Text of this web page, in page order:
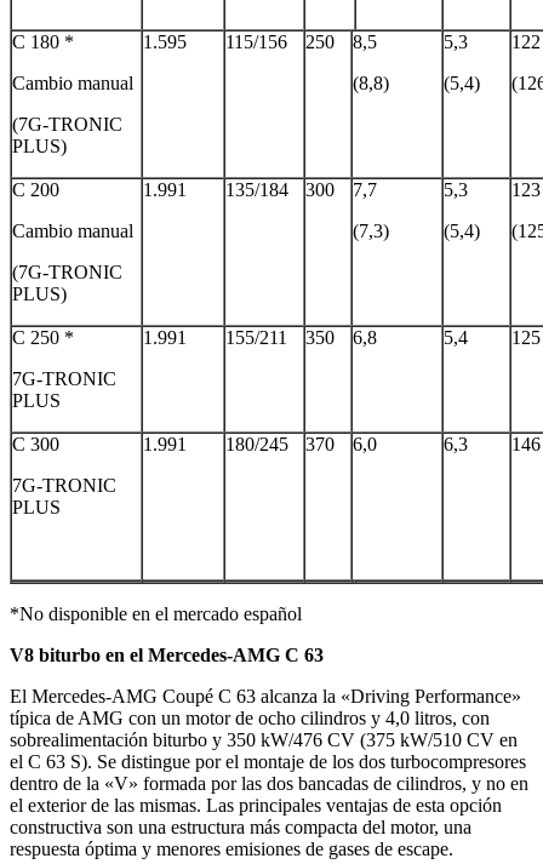
C 180 *
Cambio manual
(7G-TRONIC
PLUS)
1.595 115/156 250
8,5
(8,8)
5,3
(5,4)
122
C 200
Cambio manual
(7G-TRONIC
PLUS)
1.991 135/184 300
7,7
(7,3)
5,3
(5,4)
123
C 250 *
7G-TRONIC
PLUS
1.991 155/211 350 6,8 5,4 125
C 300
7G-TRONIC
PLUS
1.991 180/245 370 6,0 6,3 146
*No disponible en el mercado español
V8 biturbo en el Mercedes-AMG C 63
El Mercedes-AMG Coupé C 63 alcanza la «Driving Performance»
típica de AMG con un motor de ocho cilindros y 4,0 litros, con
sobrealimentación biturbo y 350 kW/476 CV (375 kW/510 CV en
el C 63 S). Se distingue por el montaje de los dos turbocompresores
dentro de la «V» formada por las dos bancadas de cilindros, y no en
el exterior de las mismas. Las principales ventajas de esta opción
constructiva son una estructura más compacta del motor, una
respuesta óptima y menores emisiones de gases de escape.